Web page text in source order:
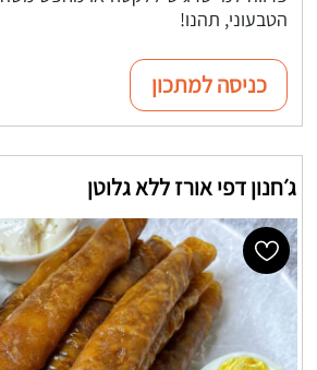
הטבעוני, תהנו!
כניסה למתכון
ג׳חנון דפי אורז ללא גלוטן